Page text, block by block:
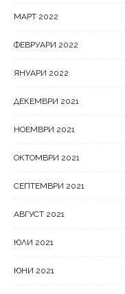
МАРТ 2022
ФЕВРУАРИ 2022
ЯНУАРИ 2022
ДЕКЕМВРИ 2021
НОЕМВРИ 2021
ОКТОМВРИ 2021
СЕПТЕМВРИ 2021
АВГУСТ 2021
ЮЛИ 2021
ЮНИ 2021